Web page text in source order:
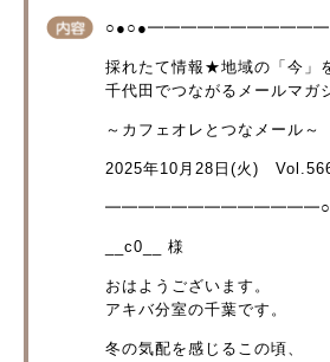
採れたて情報★地域の「今」
千代田でつながるメールマガ
～カフェオレとつなメール～
2025年10月28日(火)
__c0__ 様
おはようございます。
アキバ分室の千葉です。
冬の気配を感じるこの頃、